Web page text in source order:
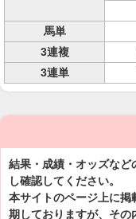
馬単
3連複
3連単
結果・成績・オッズな
し確認してください。
本サイトのページ上に
期しておりますが、そ